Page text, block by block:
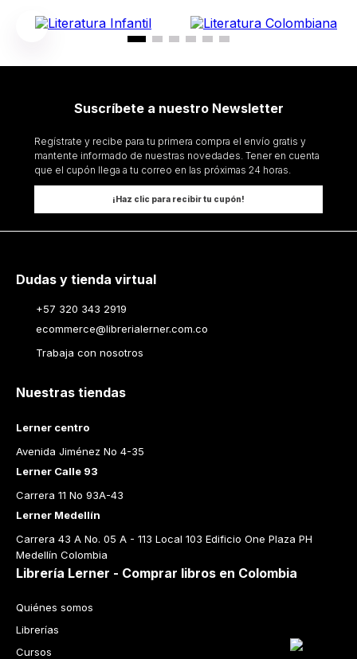
Suscríbete a nuestro Newsletter
Regístrate y recibe para tu primera compra el envío gratis y
mantente informado de nuestras novedades. Tener en cuenta
que el cupón llega a tu correo en las próximas 24 horas.
¡Haz clic para recibir tu cupón!
Dudas y tienda virtual
+57 320 343 2919
ecommerce@librerialerner.com.co
Trabaja con nosotros
Nuestras tiendas
Lerner centro
Avenida Jiménez No 4-35
Lerner Calle 93
Carrera 11 No 93A-43
Lerner Medellín
Carrera 43 A No. 05 A - 113 Local 103 Edificio One Plaza PH
Medellín Colombia
Librería Lerner - Comprar libros en Colombia
Quiénes somos
Librerías
Cursos